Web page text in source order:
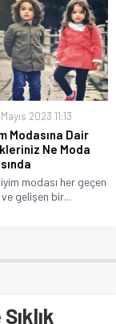
2023 11:13
Modasına Dair
Ne Moda
modası her geçen
gelişen bir...